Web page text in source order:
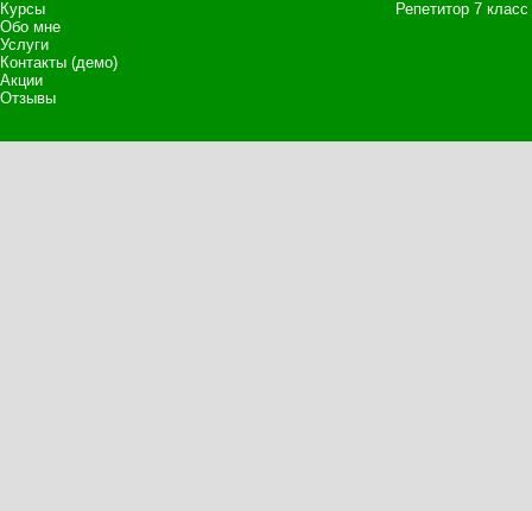
Курсы
Обо мне
Услуги
Контакты (демо)
Акции
Отзывы
Репетитор 7 класс